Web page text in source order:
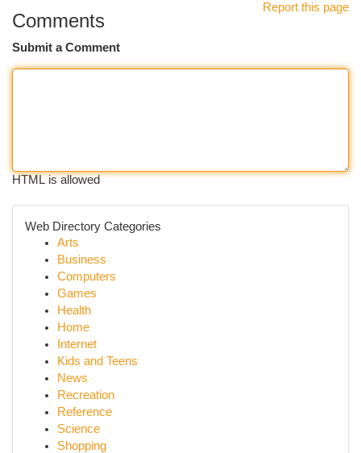
Report this page
Comments
Submit a Comment
HTML is allowed
Web Directory Categories
Arts
Business
Computers
Games
Health
Home
Internet
Kids and Teens
News
Recreation
Reference
Science
Shopping